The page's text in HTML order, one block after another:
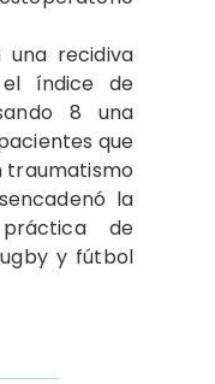
una recidiva
índice de
8 una
que
traumatismo
la
de
y fútbol